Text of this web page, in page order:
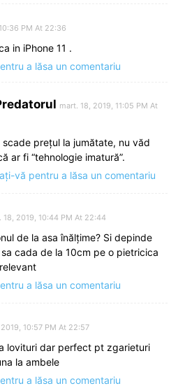
PM At 22:36
in iPhone 11 .
a lăsa un comentariu
mart. 18, 2019, 11:05 PM At
scade prețul la jumătate, nu văd
ar fi “tehnologie imatură”.
vă pentru a lăsa un comentariu
18, 2019, 10:44 PM At 22:44
de la asa înălțime? Si depinde
cada de la 10cm pe o pietricica
a lăsa un comentariu
10:57 PM At 22:57
lovituri dar perfect pt zgarieturi
la ambele
a lăsa un comentariu